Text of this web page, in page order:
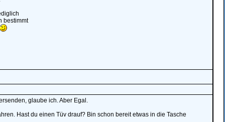
bestimmt
glaube ich. Aber Egal.
Hast du einen Tüv drauf? Bin schon bereit etwas in die Tasche